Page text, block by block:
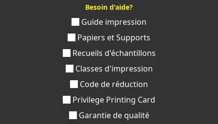
Besoin d'aide?
Guide impression
Papiers et Supports
Recueils d'échantillons
Classes d'impression
Code de réduction
Privilege Printing Card
Garantie de qualité